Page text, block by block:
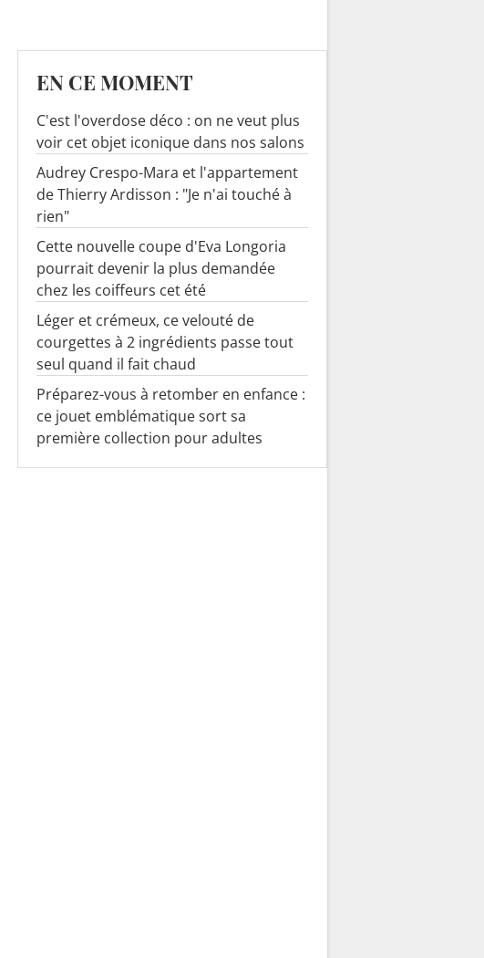
EN CE MOMENT
C'est l'overdose déco : on ne veut plus
voir cet objet iconique dans nos salons
Audrey Crespo-Mara et l'appartement
de Thierry Ardisson : "Je n'ai touché à
rien"
Cette nouvelle coupe d'Eva Longoria
pourrait devenir la plus demandée
chez les coiffeurs cet été
Léger et crémeux, ce velouté de
courgettes à 2 ingrédients passe tout
seul quand il fait chaud
Préparez-vous à retomber en enfance :
ce jouet emblématique sort sa
première collection pour adultes